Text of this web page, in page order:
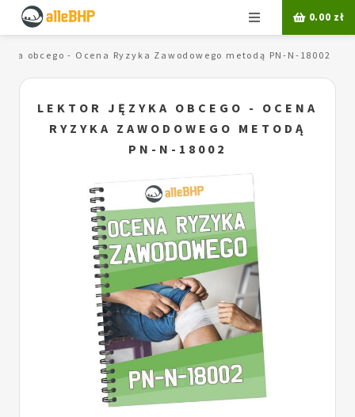
Menu 0.00 zł
obcego - Ocena Ryzyka Zawodowego metodą PN-N-18002
LEKTOR JĘZYKA OBCEGO - OCENA
RYZYKA ZAWODOWEGO METODĄ
PN-N-18002